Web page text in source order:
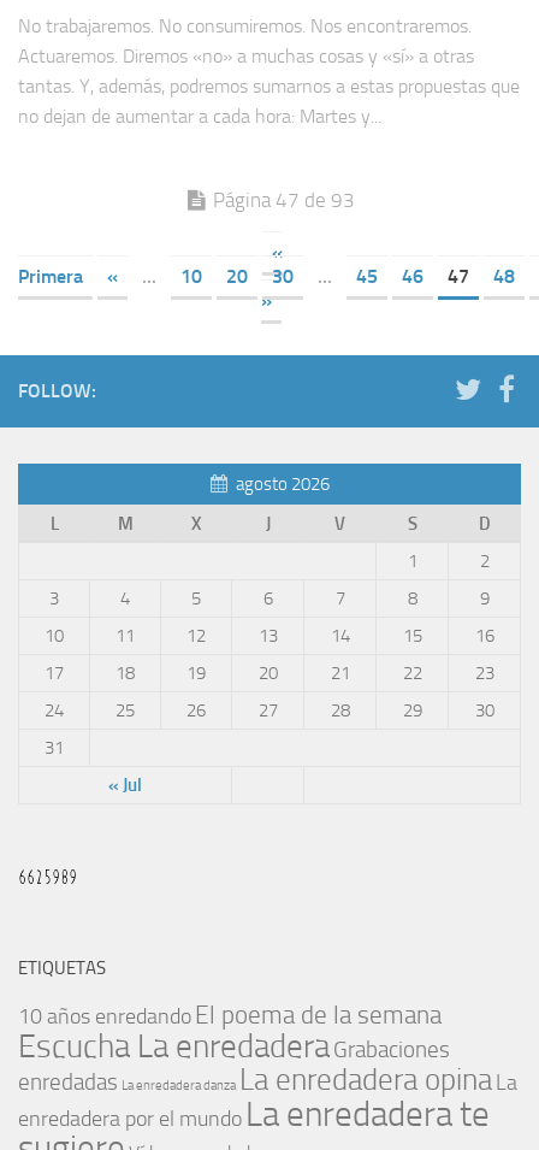
No trabajaremos. No consumiremos. Nos encontraremos.
Actuaremos. Diremos «no» a muchas cosas y «sí» a otras
tantas. Y, además, podremos sumarnos a estas propuestas que
no dejan de aumentar a cada hora: Martes y...
Página 47 de 93
«
Primera
« ... 10 20 30 ... 45 46 47
48
»
FOLLOW:
agosto 2026
L
M X J V S D
« Jul
1
2
3
4 5 6 7 8
9
10
11 12 13 14 15
16
17
18 19 20 21 22
23
24
25 26 27 28 29
30
31
ETIQUETAS
10 años enredando El poema de la semana
Escucha La enredaderaGrabaciones
enredadas La enredadera danza La enredadera opinaLa
enredadera por el mundo La enredadera te